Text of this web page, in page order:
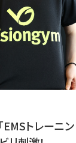
トレーニン